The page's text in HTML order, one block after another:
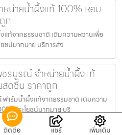
หน่ายน้ำผึ้งแท้ 100% หอม
ก
แท้จากธรรมชาติ เติมความหวานเพื่อ
ชน์มากมาย บริการส่ง
ชรบูรณ์ จำหน่ายน้ำผึ้งแท้
ดชื่น ราคาถูก
าร์มน้ำผึ้งแท้จากธรรมชาติ เติมความ
ประโยชน์มากมาย บริ
ติดต่อ แชร์ เพิ่มเติม